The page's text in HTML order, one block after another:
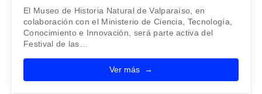
El Museo de Historia Natural de Valparaíso, en
colaboración con el Ministerio de Ciencia, Tecnología,
Conocimiento e Innovación, será parte activa del
Festival de las…
Ver más